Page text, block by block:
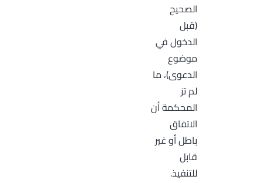
الصحيح
(قبل
الدخول في
موضوع
الدعوى)، ما
لم ترَ
المحكمة أن
الاتفاق
باطل أو غير
قابل
للتنفيذ.